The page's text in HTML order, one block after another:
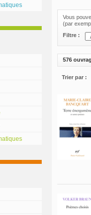
Vous
(par
Filtre :
576
Trier par :